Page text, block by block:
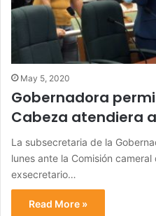
May 5, 2020
Gobernadora
Cabeza atendiera
La subsecretaria de la
lunes ante la Comisión
exsecretario…
Read More »